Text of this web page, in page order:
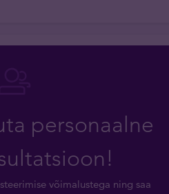
personaalne
võimalustega ning saa